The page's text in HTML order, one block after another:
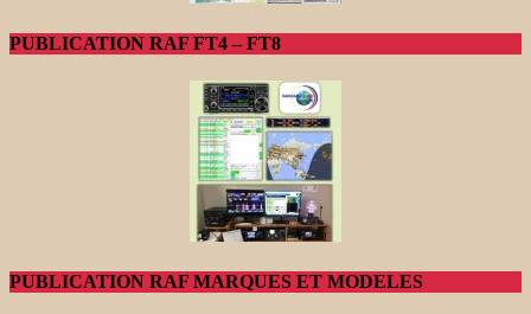
PUBLICATION RAF FT4 – FT8
PUBLICATION RAF MARQUES ET MODELES